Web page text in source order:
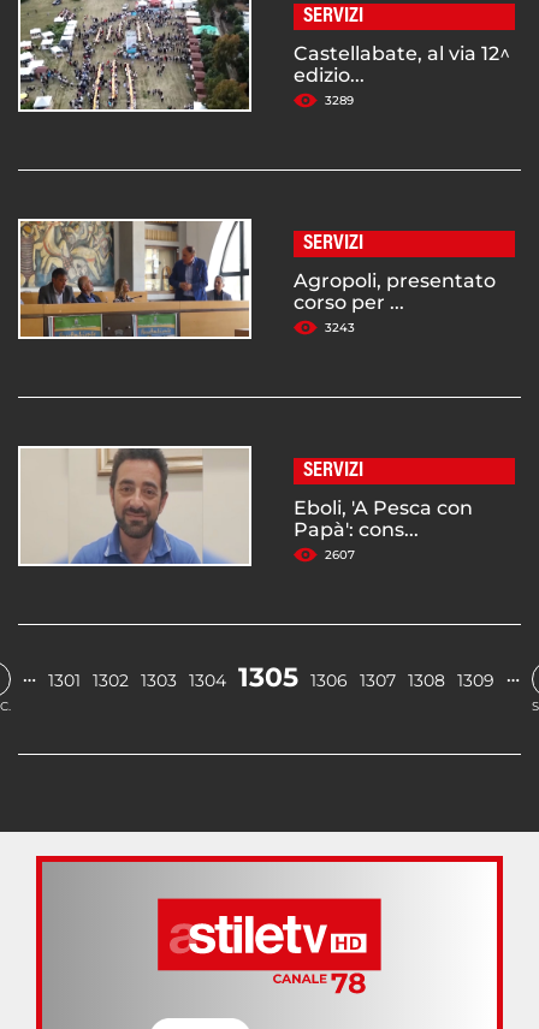
SERVIZI
Castellabate, al via 12^
edizio...
3289
SERVIZI
Agropoli, presentato
corso per ...
3243
SERVIZI
Eboli, 'A Pesca con
Papà': cons...
2607
… 1301 1302 1303 1304 1305 1306 1307 1308 1309 …